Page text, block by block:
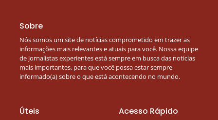
Sobre
Nós somos um site de notícias comprometido em trazer as
informações mais relevantes e atuais para você. Nossa equipe
de jornalistas experientes está sempre em busca das notícias
mais importantes, para que você possa estar sempre
informado(a) sobre o que está acontecendo no mundo.
Úteis Acesso Rápido